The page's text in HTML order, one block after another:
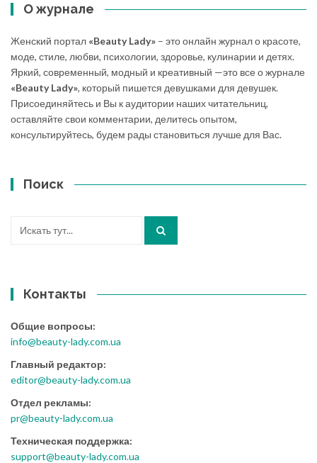
О журнале
Женский портал «Beauty Lady» – это онлайн журнал о красоте,
моде, стиле, любви, психологии, здоровье, кулинарии и детях.
Яркий, современный, модный и креативный —это все о журнале
«Beauty Lady», который пишется девушками для девушек.
Присоединяйтесь и Вы к аудитории наших читательниц,
оставляйте свои комментарии, делитесь опытом,
консультируйтесь, будем рады становиться лучше для Вас.
Поиск
Контакты
Общие вопросы:
info@beauty-lady.com.ua
Главный редактор:
editor@beauty-lady.com.ua
Отдел рекламы:
pr@beauty-lady.com.ua
Техническая поддержка:
support@beauty-lady.com.ua